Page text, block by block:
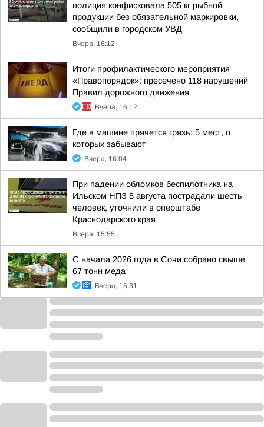
полиция конфисковала 505 кг рыбной
продукции без обязательной маркировки,
сообщили в городском УВД
Вчера, 16:12
Итоги профилактического мероприятия
«Правопорядок»: пресечено 118 нарушений
Правил дорожного движения
Вчера, 16:12
Где в машине прячется грязь: 5 мест, о
которых забывают
Вчера, 16:04
При падении обломков беспилотника на
Ильском НПЗ 8 августа пострадали шесть
человек, уточнили в оперштабе
Краснодарского края
Вчера, 15:55
С начала 2026 года в Сочи собрано свыше
67 тонн меда
Вчера, 15:31